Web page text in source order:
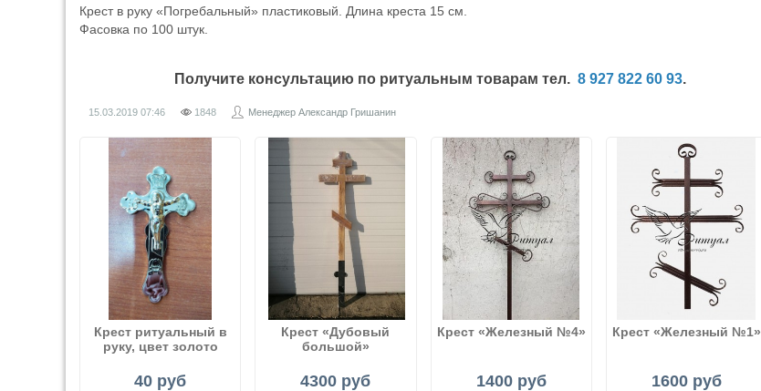
Крест в руку «Погребальный» пластиковый. Длина креста 15 см.
Фасовка по 100 штук.
Получите консультацию по ритуальным товарам тел. 8 927 822 60 93.
15.03.2019 07:46 1848 Менеджер Александр Гришанин
Крест ритуальный в
руку, цвет золото
40 руб
Крест «Дубовый
большой»
4300 руб
Крест «Железный №4»
1400 руб
Крест «Железный №1»
1600 руб